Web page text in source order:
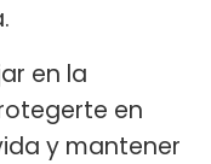
en la
en
y mantener